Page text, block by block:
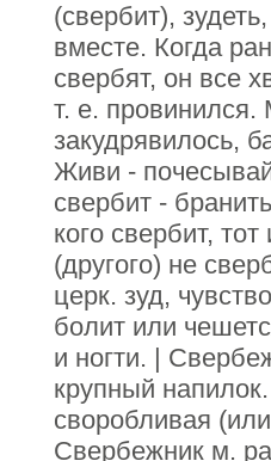
(свербит),
вместе. Когда
свербят, он все
т. е. провинился.
закудрявилось,
Живи -
свербит -
кого свербит,
(другого) не
церк. зуд,
болит или
и ногти. |
крупный
своробливая
Свербежник м.